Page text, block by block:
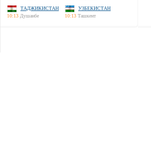
ТАДЖИКИСТАН
10:13 Душанбе
УЗБЕКИСТАН
10:13 Ташкент